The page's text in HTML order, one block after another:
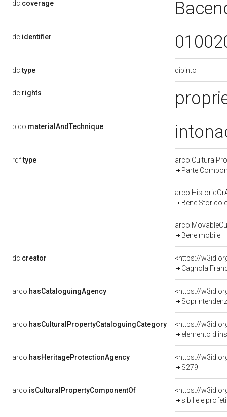
dc:coverage
dc:identifier
dc:type dipinto
dc:rights
pico:materialAndTechnique
rdf:type
Parte
Bene Storico
Bene mobile
dc:creator
<https://
Cagnola
arco:hasCataloguingAgency
<https://
arco:hasCulturalPropertyCataloguingCategory
<https://
elemento
arco:hasHeritageProtectionAgency
<https://
S279
arco:isCulturalPropertyComponentOf
<https://
sibille e